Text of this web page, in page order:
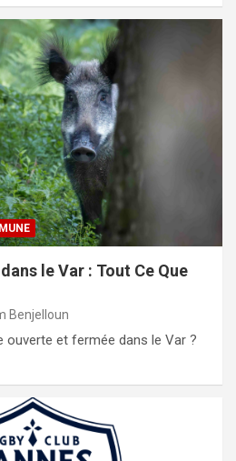
le Var : Tout Ce Que
Benjelloun
ouverte et fermée dans le Var ?